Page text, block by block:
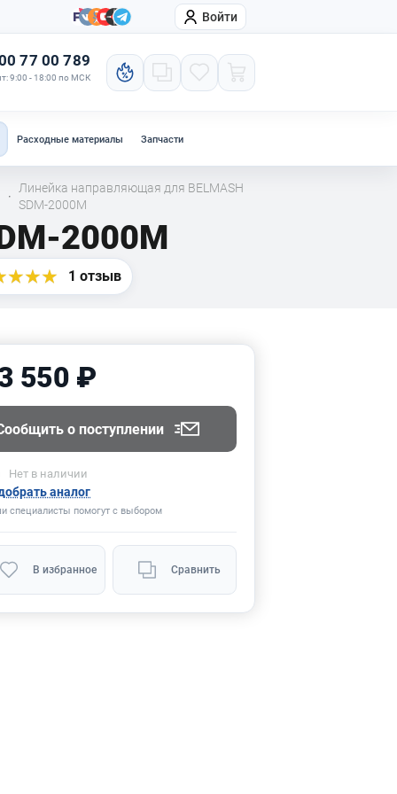
Компания Войти
77 00 789
9:00 - 18:00 по МСК
Расходные материалы Запчасти
·
Линейка направляющая для BELMASH
SDM-2000M
2000M
1 отзыв
550 ₽
о поступлении
Нет в наличии
аналог
специалисты помогут с выбором
В избранное Сравнить